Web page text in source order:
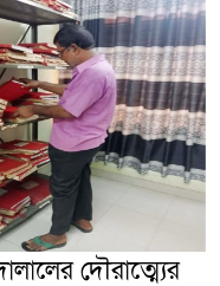
দৌরাত্ম্যের